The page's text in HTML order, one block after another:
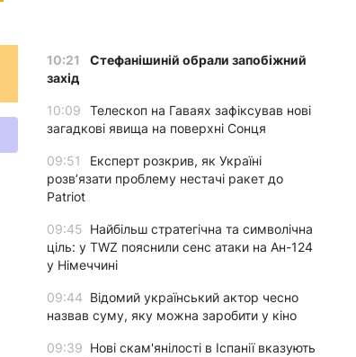
10:21
Стефанішиній обрали запобіжний
захід
10:09
Телескоп на Гаваях зафіксував нові
загадкові явища на поверхні Сонця
09:51
Експерт розкрив, як Україні
розвʼязати проблему нестачі ракет до
Patriot
09:45 Найбільш стратегічна та символічна
ціль: у TWZ пояснили сенс атаки на Ан-124
у Німеччині
09:44 Відомий український актор чесно
назвав суму, яку можна заробити у кіно
09:39 Нові скам'янілості в Іспанії вказують